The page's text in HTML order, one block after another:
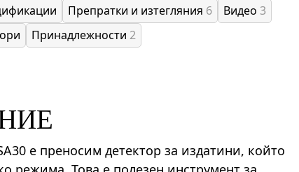
Препратки и изтегляния 6 Видео 3
Принадлежности 2
е преносим детектор за издатини, който